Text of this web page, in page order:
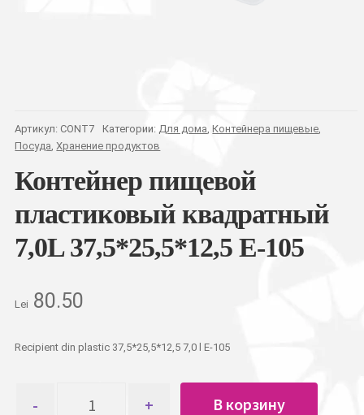
Артикул: CONT7 Категории:Для дома,Контейнера пищевые,
Посуда,Хранение продуктов
Контейнер пищевой
пластиковый квадратный
7,0L 37,5*25,5*12,5 E-105
Lei 80.50
Recipient din plastic 37,5*25,5*12,5 7,0 l E-105
товара
В корзину